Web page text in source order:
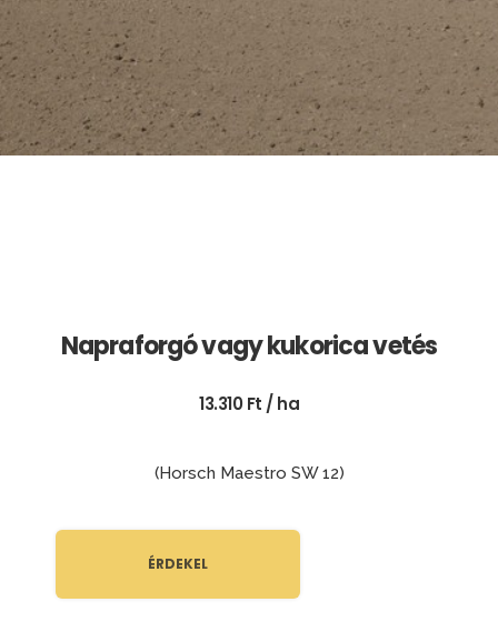
Napraforgó vagy kukorica vetés
13.310 Ft / ha
(Horsch Maestro SW 12)
ÉRDEKEL